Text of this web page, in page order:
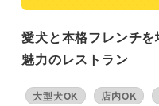
愛犬と本格フレンチ
魅力のレストラン
大型犬OK 店内OK